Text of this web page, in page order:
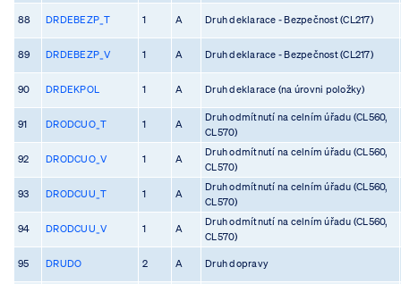
88 DRDEBEZP_T 1 A Druh deklarace - Bezpečnost (CL217)
89 DRDEBEZP_V 1 A Druh deklarace - Bezpečnost (CL217)
90 DRDEKPOL 1 A Druh deklarace (na úrovni položky)
91 DRODCUO_T 1 A
Druh odmítnutí na celním úřadu (CL560,
CL570)
92 DRODCUO_V 1 A
Druh odmítnutí na celním úřadu (CL560,
CL570)
93 DRODCUU_T 1 A
Druh odmítnutí na celním úřadu (CL560,
CL570)
94 DRODCUU_V 1 A
Druh odmítnutí na celním úřadu (CL560,
CL570)
95 DRUDO 2 A Druh dopravy